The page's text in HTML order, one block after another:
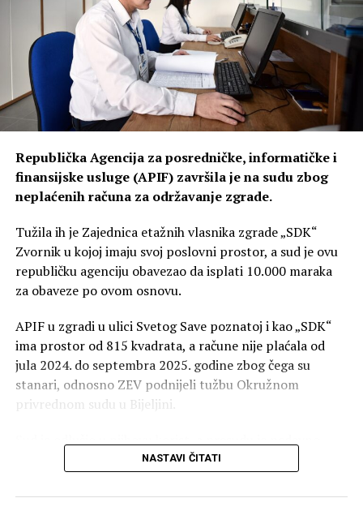
Republička Agencija za posredničke, informatičke i
finansijske usluge (APIF) završila je na sudu zbog
neplaćenih računa za održavanje zgrade.
Tužila ih je Zajednica etažnih vlasnika zgrade „SDK“
Zvornik u kojoj imaju svoj poslovni prostor, a sud je ovu
republičku agenciju obavezao da isplati 10.000 maraka
za obaveze po ovom osnovu.
APIF u zgradi u ulici Svetog Save poznatoj i kao „SDK“
ima prostor od 815 kvadrata, a račune nije plaćala od
jula 2024. do septembra 2025. godine zbog čega su
stanari, odnosno ZEV podnijeli tužbu Okružnom
privrednom sudu u Bijeljini.
potvrdio i Viši privredni sud u Banjaluci čime je postala
NASTAVI ČITATI